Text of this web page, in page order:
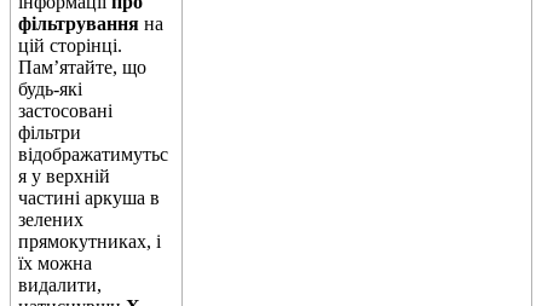
фільтрування на
цій сторінці.
Пам’ятайте, що
будь-які
застосовані
фільтри
відображатимутьс
я у верхній
частині аркуша в
зелених
прямокутниках, і
їх можна
видалити,